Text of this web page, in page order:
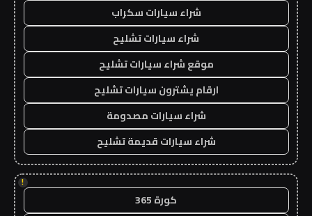
شراء سيارات سكراب
شراء سيارات تشليح
موقع شراء سيارات تشليح
ارقام يشترون سيارات تشليح
شراء سيارات مصدومة
شراء سيارات قديمة تشليح
!
كورة 365